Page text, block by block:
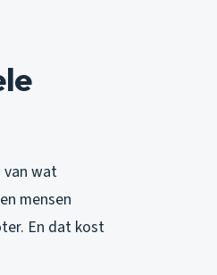
van wat
mensen
En dat kost